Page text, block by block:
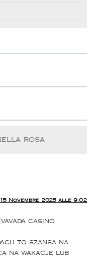
rosa
15 Novembre 2025 alle 9:02
casino
to szansa na
na wakacje lub